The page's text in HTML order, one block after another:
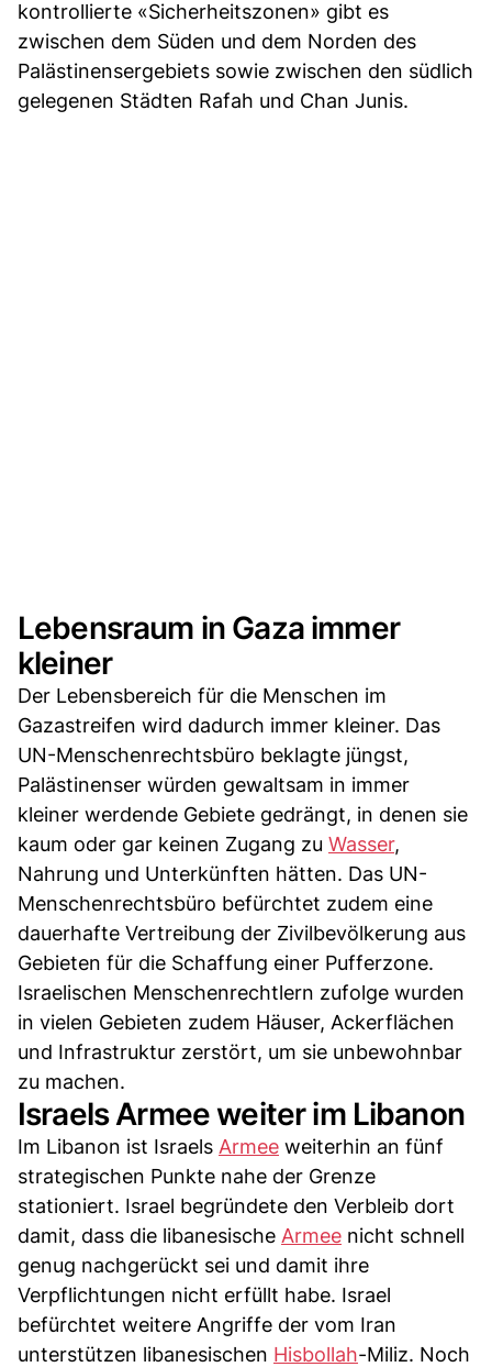
kontrollierte «Sicherheitszonen» gibt es
zwischen dem Süden und dem Norden des
Palästinensergebiets sowie zwischen den südlich
gelegenen Städten Rafah und Chan Junis.
Lebensraum in Gaza immer
kleiner
Der Lebensbereich für die Menschen im
Gazastreifen wird dadurch immer kleiner. Das
UN-Menschenrechtsbüro beklagte jüngst,
Palästinenser würden gewaltsam in immer
kleiner werdende Gebiete gedrängt, in denen sie
kaum oder gar keinen Zugang zu Wasser,
Nahrung und Unterkünften hätten. Das UN-
Menschenrechtsbüro befürchtet zudem eine
dauerhafte Vertreibung der Zivilbevölkerung aus
Gebieten für die Schaffung einer Pufferzone.
Israelischen Menschenrechtlern zufolge wurden
in vielen Gebieten zudem Häuser, Ackerflächen
und Infrastruktur zerstört, um sie unbewohnbar
zu machen.
Israels Armee weiter im Libanon
Im Libanon ist Israels Armee weiterhin an fünf
strategischen Punkte nahe der Grenze
stationiert. Israel begründete den Verbleib dort
damit, dass die libanesische Armee nicht schnell
genug nachgerückt sei und damit ihre
Verpflichtungen nicht erfüllt habe. Israel
befürchtet weitere Angriffe der vom Iran
unterstützen libanesischen Hisbollah-Miliz. Noch